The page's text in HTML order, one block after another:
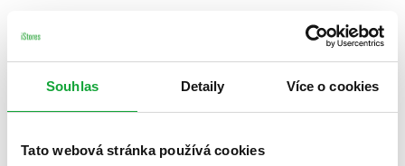
Souhlas Detaily Více o cookies
Tato webová stránka používá cookies